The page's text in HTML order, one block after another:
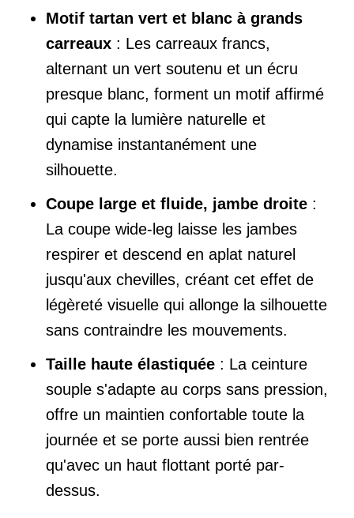
Motif tartan vert et blanc à grands
carreaux : Les carreaux francs,
alternant un vert soutenu et un écru
presque blanc, forment un motif affirmé
qui capte la lumière naturelle et
dynamise instantanément une
silhouette.
Coupe large et fluide, jambe droite :
La coupe wide-leg laisse les jambes
respirer et descend en aplat naturel
jusqu'aux chevilles, créant cet effet de
légèreté visuelle qui allonge la silhouette
sans contraindre les mouvements.
Taille haute élastiquée : La ceinture
souple s'adapte au corps sans pression,
offre un maintien confortable toute la
journée et se porte aussi bien rentrée
qu'avec un haut flottant porté par-
dessus.